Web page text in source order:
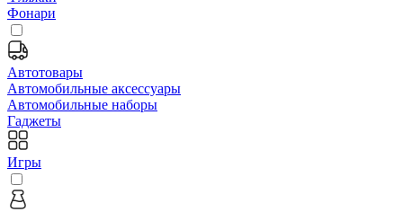
Фонари
Автотовары
Автомобильные аксессуары
Автомобильные наборы
Гаджеты
Игры